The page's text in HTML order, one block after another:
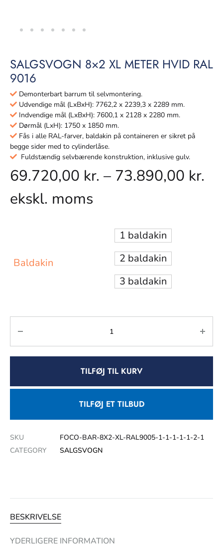
SALGSVOGN 8×2 XL METER HVID RAL
9016
Demonterbart barrum til selvmontering.
Udvendige mål (LxBxH): 7762,2 x 2239,3 x 2289 mm.
Indvendige mål (LxBxH): 7600,1 x 2128 x 2280 mm.
Dørmål (LxH): 1750 x 1850 mm.
Fås i alle RAL-farver, baldakin på containeren er sikret på
begge sider med to cylinderlåse.
Fuldstændig selvbærende konstruktion, inklusive gulv.
69.720,00 kr. – 73.890,00 kr.
ekskl. moms
Baldakin
1 baldakin
2 baldakin
3 baldakin
TILFØJ TIL KURV
TILFØJ ET TILBUD
SKU
FOCO-BAR-8X2-XL-RAL9005-1-1-1-1-1-2-1
CATEGORY
SALGSVOGN
BESKRIVELSE
YDERLIGERE INFORMATION